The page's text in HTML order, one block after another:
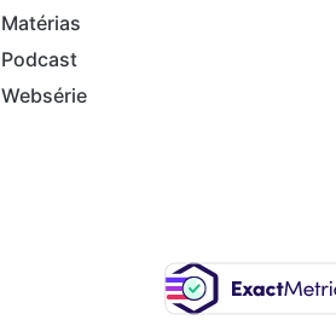
Matérias
Podcast
Websérie